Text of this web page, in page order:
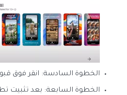
الخطوة السادسة: انقر فوق
الخطوة السابعة: بعد تثبيت